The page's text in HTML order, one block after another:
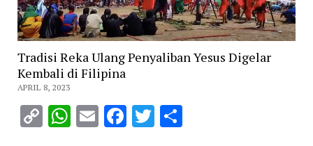
Tradisi Reka Ulang Penyaliban Yesus Digelar
Kembali di Filipina
APRIL 8, 2023
CopyWhatsApp
EmailFacebook
Twitter
Share